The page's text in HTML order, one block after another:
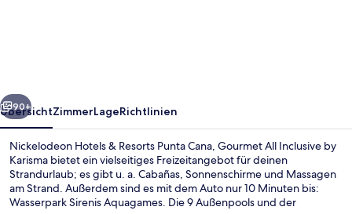
Gourmet
All
Inclusive
by
Karisma
Weiter
90+
ÜbersichtZimmerLageRichtlinien
Nickelodeon Hotels & Resorts Punta Cana, Gourmet All Inclusive by
Karisma bietet ein vielseitiges Freizeitangebot für deinen
Strandurlaub; es gibt u. a. Cabañas, Sonnenschirme und Massagen
am Strand. Außerdem sind es mit dem Auto nur 10 Minuten bis:
Wasserpark Sirenis Aquagames. Die 9 Außenpools und der